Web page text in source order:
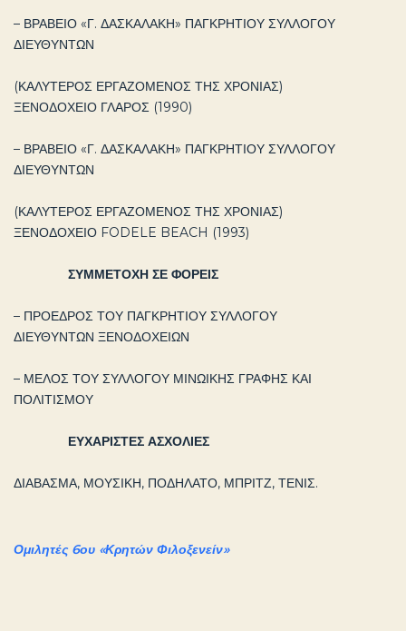
– ΒΡΑΒΕΙΟ «Γ. ΔΑΣΚΑΛΑΚΗ» ΠΑΓΚΡΗΤΙΟΥ ΣΥΛΛΟΓΟΥ
ΔΙΕΥΘΥΝΤΩΝ
(ΚΑΛΥΤΕΡΟΣ ΕΡΓΑΖΟΜΕΝΟΣ ΤΗΣ ΧΡΟΝΙΑΣ)
ΞΕΝΟΔΟΧΕΙΟ ΓΛΑΡΟΣ (1990)
– ΒΡΑΒΕΙΟ «Γ. ΔΑΣΚΑΛΑΚΗ» ΠΑΓΚΡΗΤΙΟΥ ΣΥΛΛΟΓΟΥ
ΔΙΕΥΘΥΝΤΩΝ
(ΚΑΛΥΤΕΡΟΣ ΕΡΓΑΖΟΜΕΝΟΣ ΤΗΣ ΧΡΟΝΙΑΣ)
ΞΕΝΟΔΟΧΕΙΟ FODELE BEACH (1993)
ΣΥΜΜΕΤΟΧΗ ΣΕ ΦΟΡΕΙΣ
– ΠΡΟΕΔΡΟΣ ΤΟΥ ΠΑΓΚΡΗΤΙΟΥ ΣΥΛΛΟΓΟΥ
ΔΙΕΥΘΥΝΤΩΝ ΞΕΝΟΔΟΧΕΙΩΝ
– ΜΕΛΟΣ ΤΟΥ ΣΥΛΛΟΓΟΥ ΜΙΝΩΙΚΗΣ ΓΡΑΦΗΣ ΚΑΙ
ΠΟΛΙΤΙΣΜΟΥ
ΕΥΧΑΡΙΣΤΕΣ ΑΣΧΟΛΙΕΣ
ΔΙΑΒΑΣΜΑ, ΜΟΥΣΙΚΗ, ΠΟΔΗΛΑΤΟ, ΜΠΡΙΤΖ, ΤΕΝΙΣ.
Ομιλητές 6ου «Κρητών Φιλοξενείν»